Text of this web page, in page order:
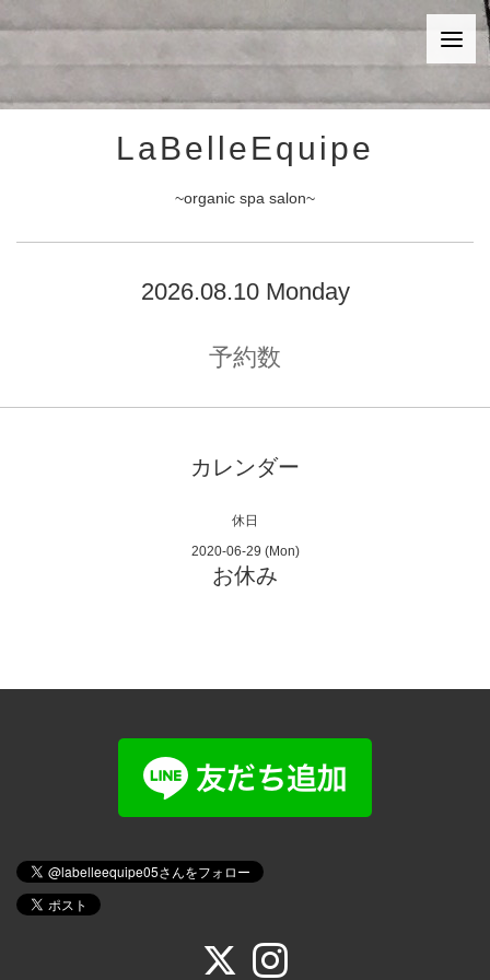
LaBelleEquipe
~organic spa salon~
2026.08.10 Monday
予約数
カレンダー
休日
2020-06-29 (Mon)
お休み